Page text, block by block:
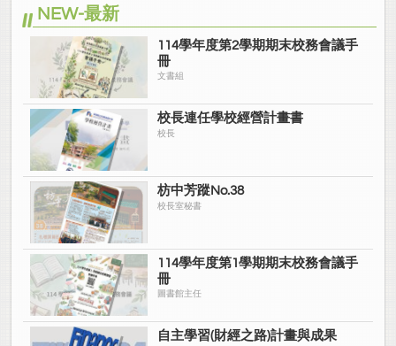
NEW-最新
114學年度第2學期期末校務會議手
冊
文書組
校長連任學校經營計畫書
校長
枋中芳蹤No.38
校長室秘書
114學年度第1學期期末校務會議手
冊
圖書館主任
自主學習(財經之路)計畫與成果